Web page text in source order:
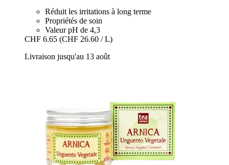
Réduit les irritations à long terme
Propriétés de soin
Valeur pH de 4,3
CHF 6.65 (CHF 26.60 / L)
Livraison jusqu'au 13 août